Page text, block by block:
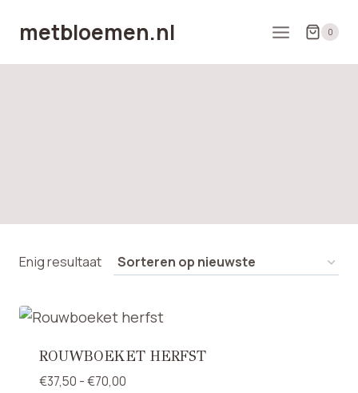
naarmetbloemen.nl 0
Enig resultaat
ROUWBOEKET HERFST
€37,50 -€70,00